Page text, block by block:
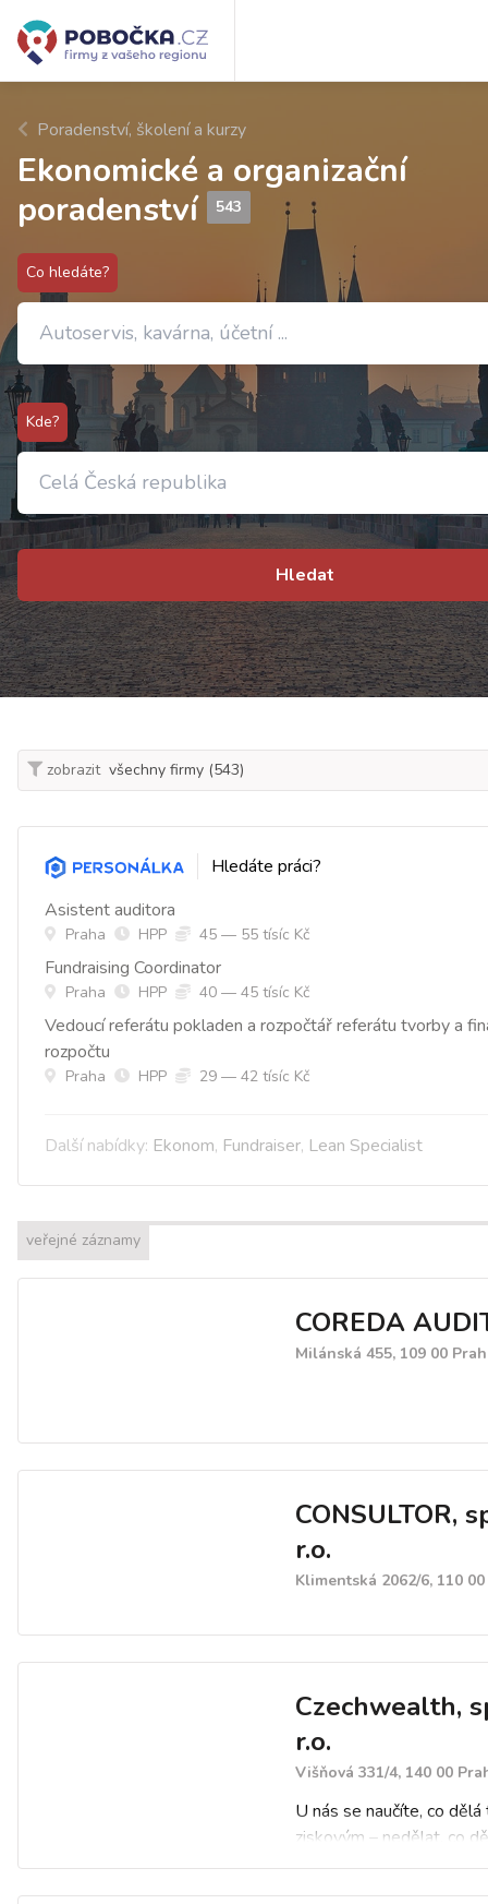
Poradenství, školení a kurzy
Ekonomické a organizační
poradenství
543
Co hledáte?
Kde?
Hledat
zobrazit
Hledáte práci?
Asistent auditora
Praha HPP 45 — 55 tísíc Kč
Fundraising Coordinator
Praha HPP 40 — 45 tísíc Kč
Vedoucí referátu pokladen a rozpočtář referátu tvorby a
rozpočtu
Praha HPP 29 — 42 tísíc Kč
Další nabídky: Ekonom, Fundraiser, Lean Specialist
veřejné záznamy
COREDA
Milánská 455, 109 00
CONSULTOR,
r.o.
Klimentská 2062/6, 110
Czechwealth,
r.o.
Višňová 331/4, 140 00
U nás se naučíte, co dělá
ziskovým – nedělat, co
S Romanem Dvořákem
naučíme vidět, co jiní